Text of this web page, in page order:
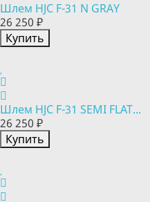
Шлем HJC F-31 N GRAY
26 250 ₽
Купить
Шлем HJC F-31 SEMI FLAT...
26 250 ₽
Купить